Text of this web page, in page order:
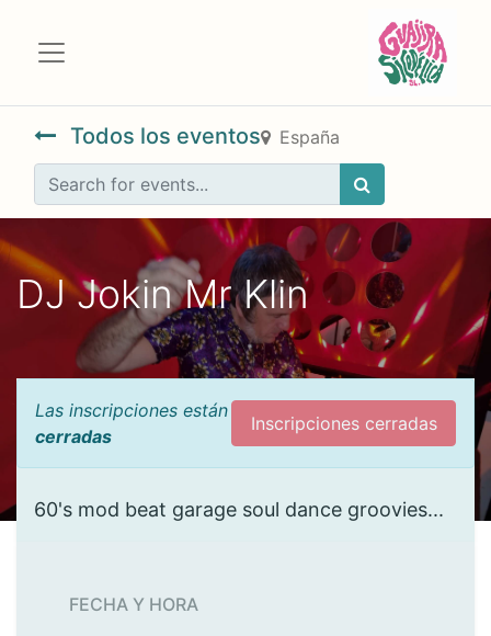
Todos los eventos España
DJ Jokin Mr Klin
Las inscripciones están
cerradas
Inscripciones cerradas
60's mod beat garage soul dance groovies...
FECHA Y HORA